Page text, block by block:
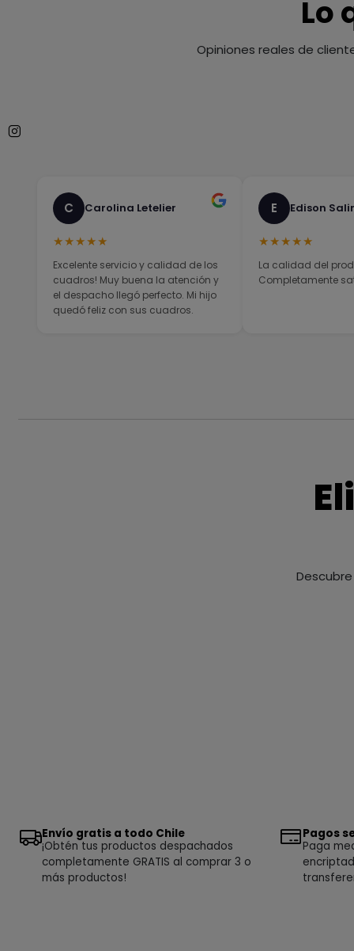
Lo
Opiniones reales de
C Carolina Letelier
★★★★★
Excelente servicio y calidad de los
cuadros! Muy buena la atención y
el despacho llegó perfecto. Mi hijo
quedó feliz con sus cuadros.
E Edison
★★★★★
La calidad del
Completamente
Envío gratis a todo Chile
¡Obtén tus productos despachados
completamente GRATIS al comprar 3 o
más productos!
Pagos
Paga